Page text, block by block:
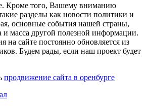
Кроме того, Вашему вниманию
разделы как новости политики и
основные события нашей страны,
и масса другой полезной информации.
на сайте постоянно обновляется из
Будем рады, если наш проект будет
продвижение сайта в оренбурге